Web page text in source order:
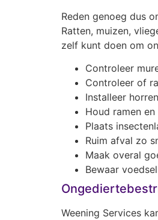
Reden genoeg dus
Ratten, muizen,
zelf kunt doen om
Controleer
Controleer of
Installeer
Houd ramen
Plaats
Ruim afval zo
Maak overal
Bewaar
Weening Services